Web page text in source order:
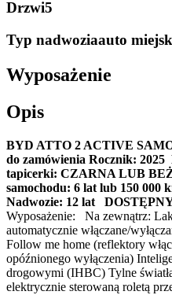
Drzwi5
Typ nadwoziaauto
Wyposażenie
Opis
BYD ATTO 2 ACTIVE
do zamówienia Rocznik: 2025
tapicerki: CZARNA LUB
samochodu: 6 lat lub 150 000
Nadwozie: 12 lat
Wyposażenie: Na zewnątrz:
automatycznie włączane/
Follow me home (reflektory
opóźnionego wyłączenia)
drogowymi (IHBC) Tylne
elektrycznie sterowaną roletą